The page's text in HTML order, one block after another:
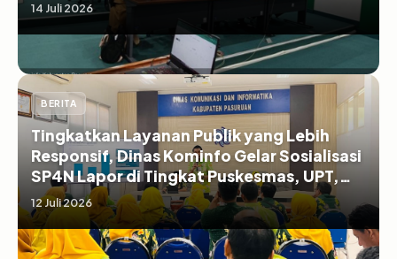
14 Juli 2026
BERITA
Tingkatkan Layanan Publik yang Lebih
Responsif, Dinas Kominfo Gelar Sosialisasi
SP4N Lapor di Tingkat Puskesmas, UPT,
serta SD/SMP di Kabupaten Pasuruan
12 Juli 2026